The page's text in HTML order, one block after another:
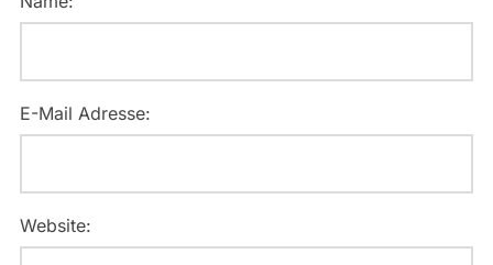
E-Mail Adresse:
Website: